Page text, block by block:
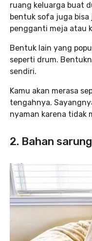
ruang keluarga buat
bentuk sofa juga
pengganti meja atau
Bentuk lain yang
seperti drum.
sendiri.
Kamu akan merasa
tengahnya.
nyaman karena tidak
2. Bahan